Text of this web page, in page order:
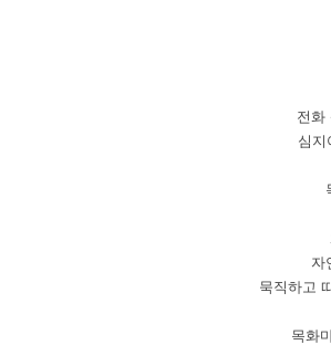
전화
심지
자
묵직하고
목화